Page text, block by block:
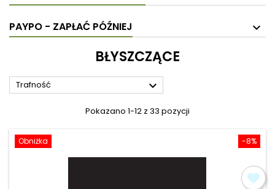
PAYPO - ZAPŁAĆ PÓŹNIEJ
BŁYSZCZĄCE
Trafność 
Pokazano 1-12 z 33 pozycji
-8%
Obniżka